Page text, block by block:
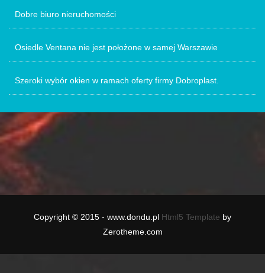
Dobre biuro nieruchomości
Osiedle Ventana nie jest położone w samej Warszawie
Szeroki wybór okien w ramach oferty firmy Dobroplast.
Copyright © 2015 - www.dondu.pl Html5 Template by
Zerotheme.com